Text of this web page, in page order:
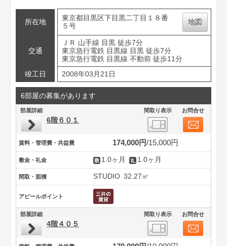
所在地
東京都目黒区下目黒二丁目１８番
５号
地図
交通
ＪＲ 山手線 目黒 徒歩7分
東京急行電鉄 目黒線 目黒 徒歩7分
東京急行電鉄 目黒線 不動前 徒歩11分
竣工日
2008年03月21日
6部屋の募集があります
部屋詳細 間取り表示 お問合せ
6階６０１
賃料・管理費・共益費 174,000円 15,000円
敷金・礼金 1.0ヶ月 1.0ヶ月
間取・面積 STUDIO 32.27㎡
アピールポイント
部屋詳細 間取り表示 お問合せ
4階４０５